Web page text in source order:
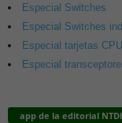
Especial Switches
Especial Switches
Especial tarjetas CPU
Especial
app de la editorial